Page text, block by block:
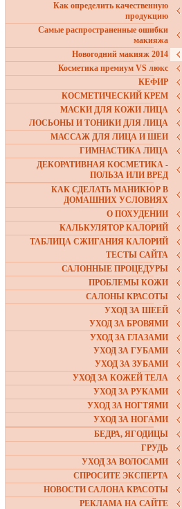
Как определить качественную
продукцию
Самые распространенные ошибки
макияжа
Новогодний макияж 2014
Косметика премиум VS люкс
КЕФИР
КОСМЕТИЧЕСКИЙ КРЕМ
МАСКИ ДЛЯ КОЖИ ЛИЦА
ЛОСЬОНЫ И ТОНИКИ ДЛЯ ЛИЦА
МАССАЖ ДЛЯ ЛИЦА И ШЕИ
ГИМНАСТИКА ЛИЦА
ДЕКОРАТИВНАЯ КОСМЕТИКА -
ПОЛЬЗА ИЛИ ВРЕД
КАК СДЕЛАТЬ МАНИКЮР В
ДОМАШНИХ УСЛОВИЯХ
О ПОХУДЕНИИ
КАЛЬКУЛЯТОР КАЛОРИЙ
ТАБЛИЦА СЖИГАНИЯ КАЛОРИЙ
ТЕСТЫ САЙТА
САЛОННЫЕ ПРОЦЕДУРЫ
ПРОБЛЕМЫ КОЖИ
САЛОНЫ КРАСОТЫ
УХОД ЗА ШЕЕЙ
УХОД ЗА БРОВЯМИ
УХОД ЗА ГЛАЗАМИ
УХОД ЗА ГУБАМИ
УХОД ЗА ЗУБАМИ
УХОД ЗА КОЖЕЙ ТЕЛА
УХОД ЗА РУКАМИ
УХОД ЗА НОГТЯМИ
УХОД ЗА НОГАМИ
БЕДРА, ЯГОДИЦЫ
ГРУДЬ
УХОД ЗА ВОЛОСАМИ
СПРОСИТЕ ЭКСПЕРТА
НОВОСТИ САЛОНА КРАСОТЫ
РЕКЛАМА НА САЙТЕ